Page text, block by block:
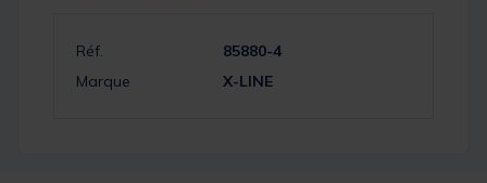
Réf.
85880-4
Marque
X-LINE